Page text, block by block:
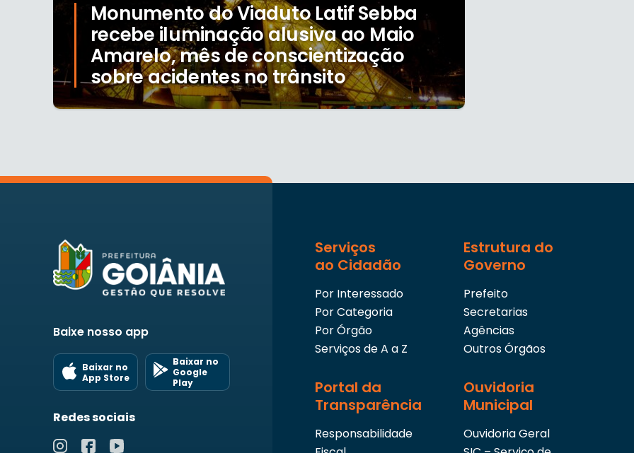
Monumento do Viaduto Latif Sebba
recebe iluminação alusiva ao Maio
Amarelo, mês de conscientização
sobre acidentes no trânsito
Baixe nosso app
Baixar no
App Store
Baixar no
Google
Play
Redes sociais
Serviços
ao Cidadão
Por Interessado
Por Categoria
Por Órgão
Serviços de A a Z
Estrutura do
Governo
Prefeito
Secretarias
Agências
Outros Órgãos
Portal da
Transparência
Responsabilidade
Ouvidoria
Municipal
Ouvidoria Geral